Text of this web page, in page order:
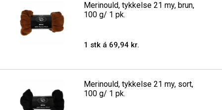
Merinould, tykkelse 21 my, brun,
100 g/ 1 pk.
1 stk á 69,94 kr.
Merinould, tykkelse 21 my, sort,
100 g/ 1 pk.